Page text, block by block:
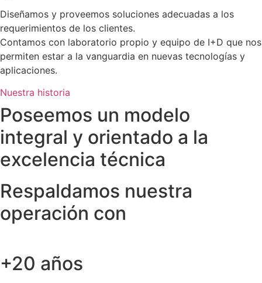
Diseñamos y proveemos soluciones adecuadas a los
requerimientos de los clientes.
Contamos con laboratorio propio y equipo de I+D que nos
permiten estar a la vanguardia en nuevas tecnologías y
aplicaciones.
Nuestra historia
Poseemos un modelo
integral y orientado a la
excelencia técnica
Respaldamos nuestra
operación con
+20 años